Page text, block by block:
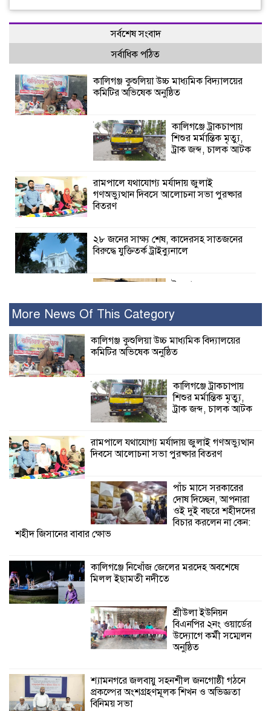
সর্বশেষ সংবাদ
সর্বাধিক পঠিত
কালিগঞ্জ কুশুলিয়া উচ্চ মাধ্যমিক বিদ্যালয়ের
কমিটির অভিষেক অনুষ্ঠিত
কালিগঞ্জে ট্রাকচাপায়
শিশুর মর্মান্তিক মৃত্যু,
ট্রাক জব্দ, চালক আটক
রামপালে যথাযোগ্য মর্যাদায় জুলাই
গণঅভ্যুত্থান দিবসে আলোচনা সভা পুরষ্কার
বিতরণ
২৮ জনের সাক্ষ্য শেষ, কাদেরসহ সাতজনের
বিরুদ্ধে যুক্তিতর্ক ট্রাইব্যুনালে
ইসলামের সবচেয়ে
নুর
পাঁচ মাসে সরকারের দোষ দিচ্ছেন, আপনারা
কালিগঞ্জে নিখোঁজ জেলের মরদেহ অবশেষে
মিলল ইছামতী নদীতে
শ্রীউলা ইউনিয়ন
অনুষ্ঠিত
শ্যামনগরে জলবায়ু সহনশীল জনগোষ্ঠী গঠনে
প্রকল্পের অংশগ্রহণমূলক শিখন ও অভিজ্ঞতা
শ্যামনগরে বনবিভাগ ও সিএমসির সাথে
More News Of This Category
কালিগঞ্জ কুশুলিয়া উচ্চ মাধ্যমিক বিদ্যালয়ের
কমিটির অভিষেক অনুষ্ঠিত
কালিগঞ্জে ট্রাকচাপায়
শিশুর মর্মান্তিক মৃত্যু,
ট্রাক জব্দ, চালক আটক
রামপালে যথাযোগ্য মর্যাদায় জুলাই গণঅভ্যুত্থান
দিবসে আলোচনা সভা পুরষ্কার বিতরণ
পাঁচ মাসে সরকারের
দোষ দিচ্ছেন, আপনারা
ওই দুই বছরে শহীদদের
বিচার করলেন না কেন:
শহীদ জিসানের বাবার ক্ষোভ
কালিগঞ্জে নিখোঁজ জেলের মরদেহ অবশেষে
মিলল ইছামতী নদীতে
শ্রীউলা ইউনিয়ন
বিএনপির ২নং ওয়ার্ডের
উদ্যোগে কর্মী সম্মেলন
অনুষ্ঠিত
শ্যামনগরে জলবায়ু সহনশীল জনগোষ্ঠী গঠনে
প্রকল্পের অংশগ্রহণমূলক শিখন ও অভিজ্ঞতা
বিনিময় সভা